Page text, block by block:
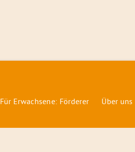
Für Erwachsene: Förderer Über uns